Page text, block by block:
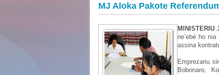
MJ Aloka Pakote
MINISTERIU
ne’ebé ho
assina
Emprezariu
Bobonaro,